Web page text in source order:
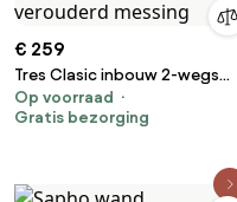
€ 259
Tres Clasic inbouw 2-wegs
douchemengkraan verouderd
messing
Op voorraad
Gratis bezorging